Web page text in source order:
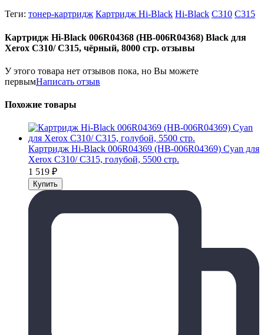
Теги: тонер-картридж Картридж Hi-Black Hi-Black C310 C315
Картридж Hi-Black 006R04368 (HB-006R04368) Black для
Xerox C310/ C315, чёрный, 8000 стр. отзывы
У этого товара нет отзывов пока, но Вы можете
первымНаписать отзыв
Похожие товары
Картридж Hi-Black 006R04369 (HB-006R04369) Cyan для
Xerox C310/ C315, голубой, 5500 стр.
1 519 ₽